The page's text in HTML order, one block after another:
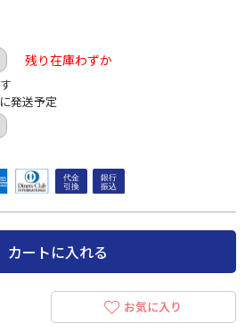
残り在庫わずか
発送予定
カートに入れる
お気に入り